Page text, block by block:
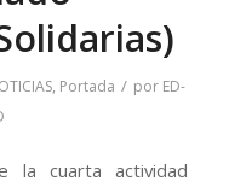
, Portada / por ED-
la cuarta actividad